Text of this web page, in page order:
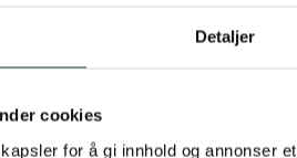
Detaljer
cookies
for å gi innhold og annonser